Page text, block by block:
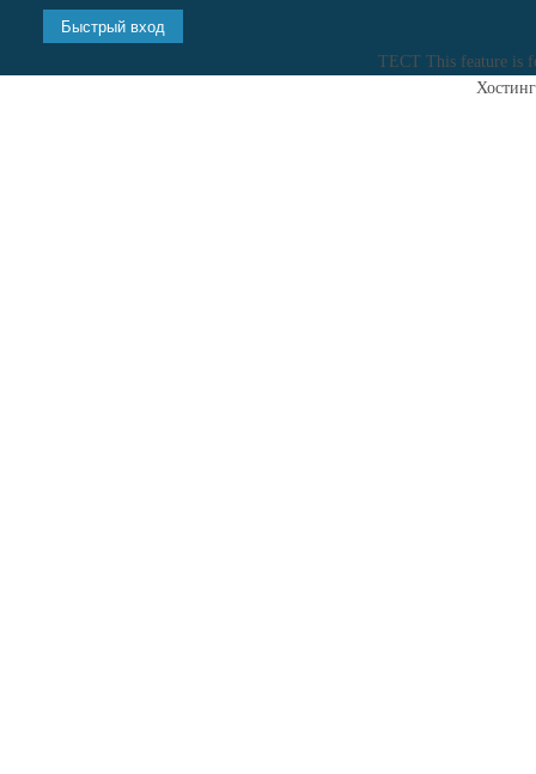
ТЕСТ This feature is